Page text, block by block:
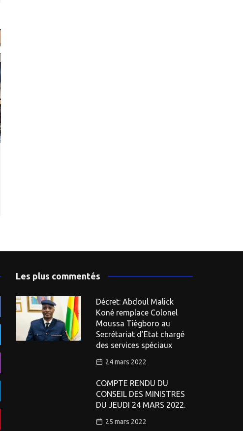
Les plus commentés
Décret: Abdoul Malick
Koné remplace Colonel
Moussa Tiègboro au
Secrétariat d’Etat chargé
des services spéciaux
24 mars 2022
COMPTE RENDU DU
CONSEIL DES MINISTRES
DU JEUDI 24 MARS 2022.
25 mars 2022